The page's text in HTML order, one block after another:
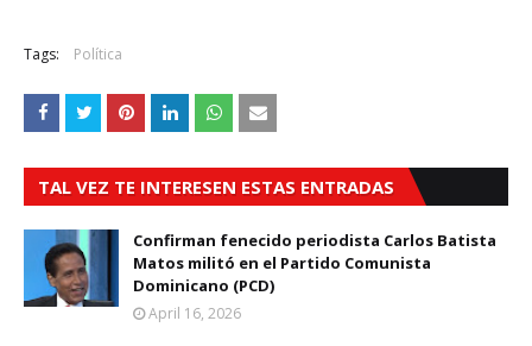
Tags: Política
TAL VEZ TE INTERESEN ESTAS ENTRADAS
Confirman fenecido periodista Carlos Batista
Matos militó en el Partido Comunista
Dominicano (PCD)
April 16, 2026